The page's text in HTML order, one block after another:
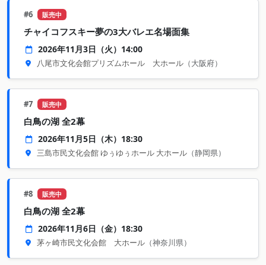
#6 販売中
チャイコフスキー夢の3大バレエ名場面集
2026年11月3日（火）14:00
八尾市文化会館プリズムホール 大ホール （大阪府）
#7 販売中
白鳥の湖 全2幕
2026年11月5日（木）18:30
三島市民文化会館 ゆぅゆぅホール 大ホール （静岡県）
#8 販売中
白鳥の湖 全2幕
2026年11月6日（金）18:30
茅ヶ崎市民文化会館 大ホール （神奈川県）